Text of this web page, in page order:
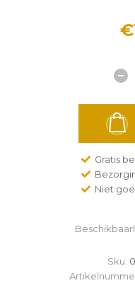
Gratis
Niet
Sku: